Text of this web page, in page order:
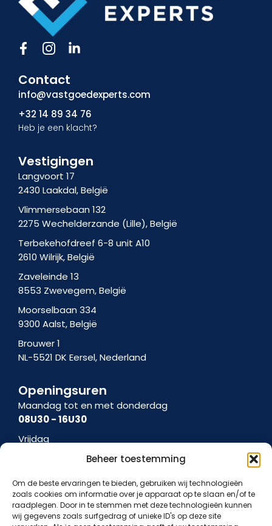
Beheer toestemming
Om de beste ervaringen te bieden, gebruiken wij technologieën
zoals cookies om informatie over je apparaat op te slaan en/of te
raadplegen. Door in te stemmen met deze technologieën kunnen
wij gegevens zoals surfgedrag of unieke ID's op deze site
F
a
e
b
o
o
k
f
I
c
n
-
n
s
a
g
r
a
m
-
L
i
e
d
i
n
i
n
Contact
info@vastgoedexperts.com
+32 14 89 34 76
Heb je een klacht?
Vestigingen
Langvoort 17
2430 Laakdal, België
Vlimmersebaan 132
2275 Wechelderzande (Lille), België
Terbekehofdreef 6-8 unit A10
2610 Wilrijk, België
Zaveleinde 13
8553 Zwevegem, België
Moorselbaan 334
9300 Aalst, België
Brouwer 1
NL-5521 DK Eersel, Nederland
Openingsuren
Maandag tot en met donderdag
08U30 - 16U30
Vrijdag
Algemene voorwaardenGebruiksvoorwaardenCookiebeleid
Privacybeleid
Data protection notice